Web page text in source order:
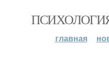
главная